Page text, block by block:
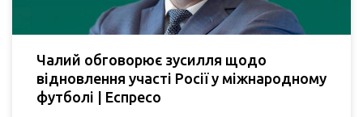
Чалий обговорює зусилля щодо
відновлення участі Росії у міжнародному
футболі | Еспресо